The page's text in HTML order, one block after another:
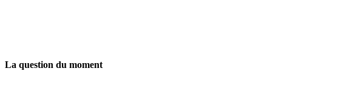
La question du moment